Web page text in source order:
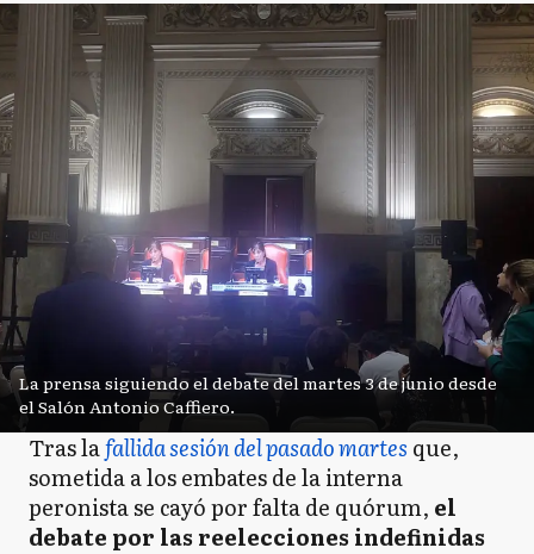
La prensa siguiendo el debate del martes 3 de junio desde
el Salón Antonio Caffiero.
Tras lafallida sesión del pasado martes que,
sometida a los embates de la interna
peronista se cayó por falta de quórum, el
debate por las reelecciones indefinidas